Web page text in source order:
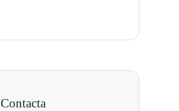
Contacta